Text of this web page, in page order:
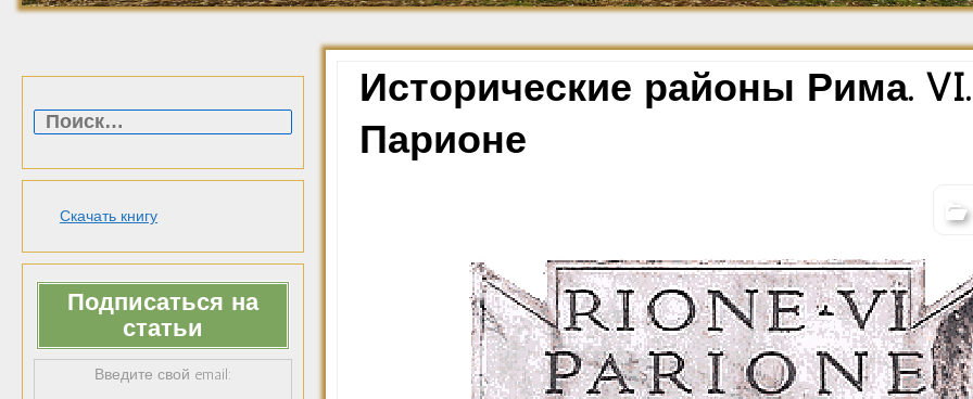
Скачать книгу
Подписаться на
статьи
Введите свой email:
Исторические районы Рима. VI.
Парионе